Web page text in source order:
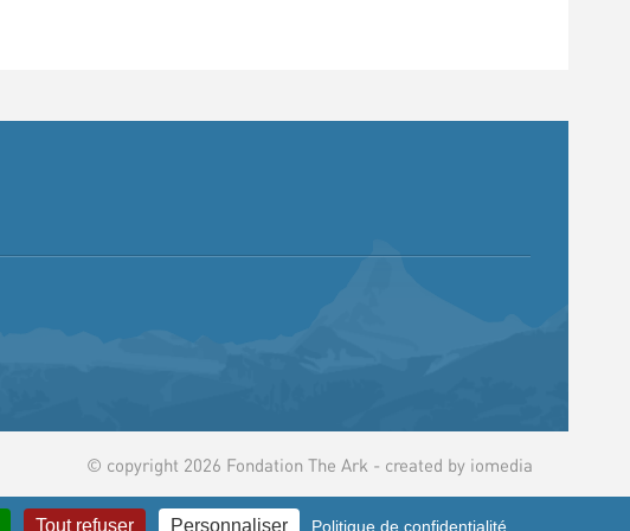
© copyright 2026 Fondation The Ark - created by iomedia
Tout refuser Personnaliser Politique de confidentialité